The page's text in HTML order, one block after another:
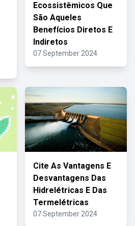
Ecossistêmicos Que
São Aqueles
Benefícios Diretos E
Indiretos
07 September 2024
Cite As Vantagens E
Desvantagens Das
Hidrelétricas E Das
Termelétricas
07 September 2024